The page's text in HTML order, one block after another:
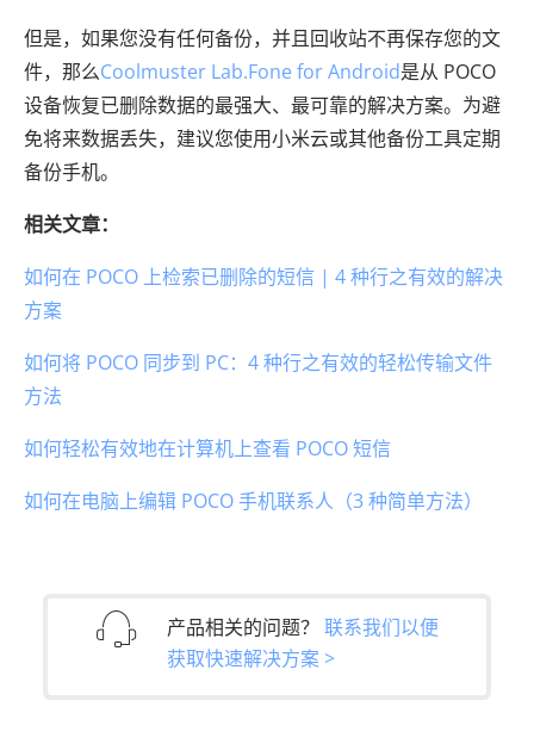
但是，如果您没有任何备份，并且回收站不再保存您的文
件，那么Coolmuster Lab.Fone for Android是从 POCO
设备恢复已删除数据的最强大、最可靠的解决方案。为避
免将来数据丢失，建议您使用小米云或其他备份工具定期
备份手机。
相关文章：
如何在 POCO 上检索已删除的短信 | 4 种行之有效的解决
方案
如何将 POCO 同步到 PC：4 种行之有效的轻松传输文件
方法
如何轻松有效地在计算机上查看 POCO 短信
如何在电脑上编辑 POCO 手机联系人（3 种简单方法）
产品相关的问题？ 联系我们以便
获取快速解决方案 >